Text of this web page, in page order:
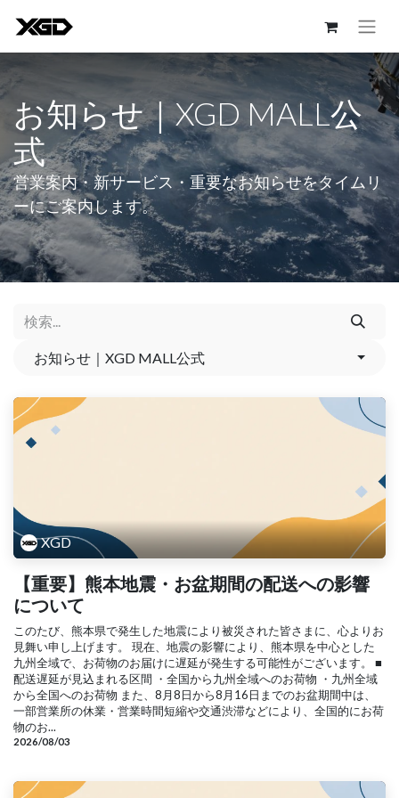
お知らせ｜XGD MALL公
式
営業案内・新サービス・重要なお知らせをタイムリ
ーにご案内します。
お知らせ｜XGD MALL公式
XGD
【重要】熊本地震・お盆期間の配送への影響
について
このたび、熊本県で発生した地震により被災された皆さまに、心よりお
見舞い申し上げます。 現在、地震の影響により、熊本県を中心とした
九州全域で、お荷物のお届けに遅延が発生する可能性がございます。 ■
配送遅延が見込まれる区間 ・全国から九州全域へのお荷物 ・九州全域
から全国へのお荷物 また、8月8日から8月16日までのお盆期間中は、
一部営業所の休業・営業時間短縮や交通渋滞などにより、全国的にお荷
物のお...
2026/08/03